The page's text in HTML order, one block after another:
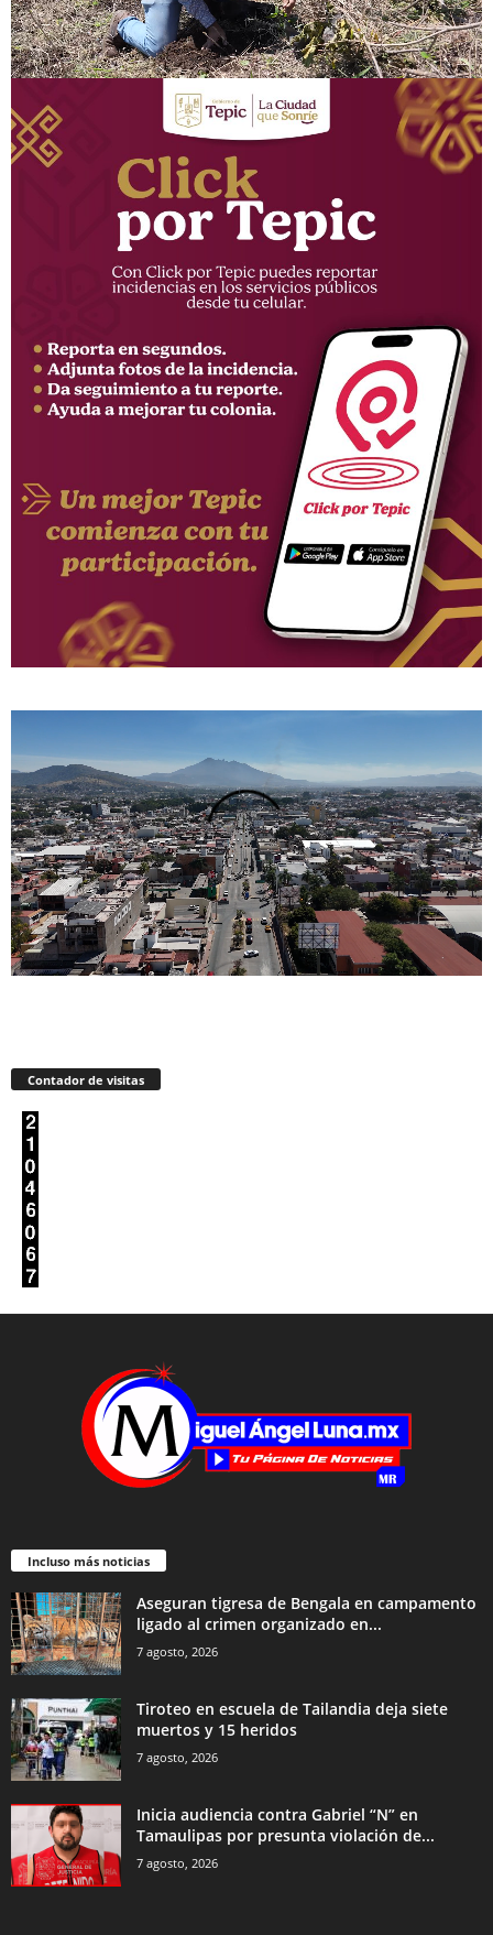
Contador de visitas
Incluso más noticias
Aseguran tigresa de Bengala en campamento
ligado al crimen organizado en...
7 agosto, 2026
Tiroteo en escuela de Tailandia deja siete
muertos y 15 heridos
7 agosto, 2026
Inicia audiencia contra Gabriel “N” en
Tamaulipas por presunta violación de...
7 agosto, 2026